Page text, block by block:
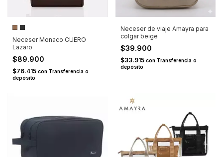
Neceser Monaco CUERO
Lazaro
$89.900
$76.415 con Transferencia o
depósito
Neceser de viaje Amayra para
colgar beige
$39.900
$33.915 con Transferencia o
depósito